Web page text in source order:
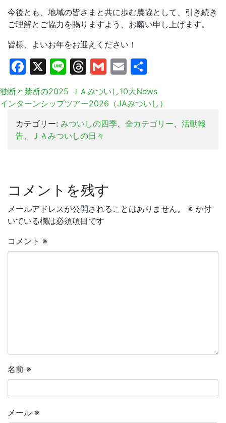
今後とも、地域の皆さまと共に歩む農協として、引き続き
ご理解とご協力を賜りますよう、お願い申し上げます。
皆様、よいお年をお迎えください！
Facebook
X LineThreads
Gmail
Email
独断と禁断の2025 ＪＡみついし10大News
インターンシップツアー2026（JAみついし）
カテゴリー: みついしの四季 全カテゴリー
活動報
告
ＪＡみついしの日々
コメントを残す
メールアドレスが公開されることはありません。 ※ が付
いている欄は必須項目です
コメント ※
名前 ※
メール ※